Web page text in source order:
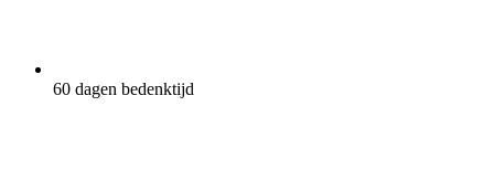
60 dagen bedenktijd